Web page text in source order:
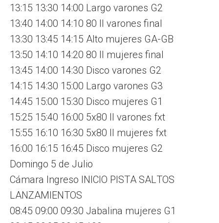
13:15 13:30 14:00 Largo varones G2
13:40 14:00 14:10 80 ll varones final
13:30 13:45 14:15 Alto mujeres GA-GB
13:50 14:10 14:20 80 ll mujeres final
13:45 14:00 14:30 Disco varones G2
14:15 14:30 15:00 Largo varones G3
14:45 15:00 15:30 Disco mujeres G1
15:25 15:40 16:00 5x80 ll varones fxt
15:55 16:10 16:30 5x80 ll mujeres fxt
16:00 16:15 16:45 Disco mujeres G2
Domingo 5 de Julio
Cámara Ingreso INICIO PISTA SALTOS
LANZAMIENTOS
08:45 09:00 09:30 Jabalina mujeres G1